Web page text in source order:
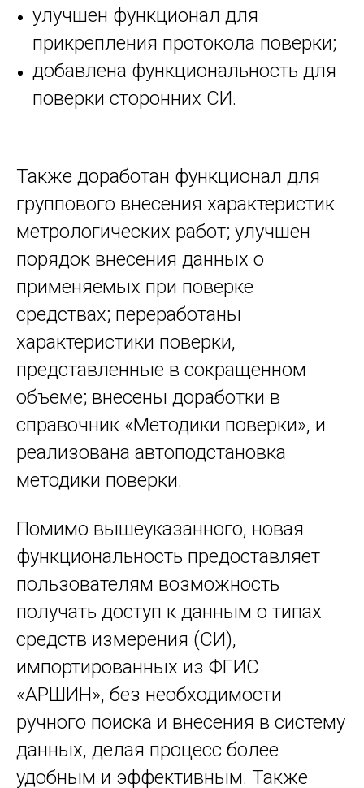
улучшен функционал для
прикрепления протокола поверки;
добавлена функциональность для
поверки сторонних СИ.
Также доработан функционал для
группового внесения характеристик
метрологических работ; улучшен
порядок внесения данных о
применяемых при поверке
средствах; переработаны
характеристики поверки,
представленные в сокращенном
объеме; внесены доработки в
справочник «Методики поверки», и
реализована автоподстановка
методики поверки.
Помимо вышеуказанного, новая
функциональность предоставляет
пользователям возможность
получать доступ к данным о типах
средств измерения (СИ),
импортированных из ФГИС
«АРШИН», без необходимости
ручного поиска и внесения в систему
данных, делая процесс более
удобным и эффективным. Также